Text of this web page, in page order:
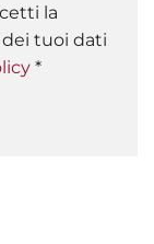
la
tuoi dati
*